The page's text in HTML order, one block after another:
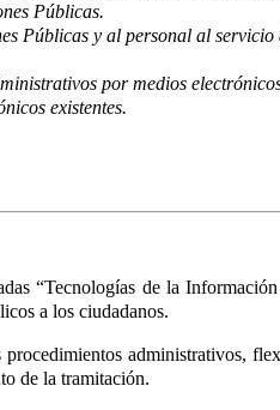
Públicas.
Públicas y al personal al servicio
por medios
existentes.
“Tecnologías de la
a los ciudadanos.
administrativos,
de la tramitación.